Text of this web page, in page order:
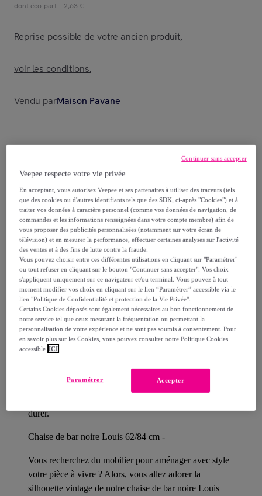
dont éco-part. : 2,63 €
Reprise possible de votre ancien produit,
voir les conditions.
Vendu parMaison Pavane
Livraison offerte par la marque
Livraison estimée: entre le14/08et le17/08
Comment ça marche ?
Détails sur votre produit
Maison Pavane signe le mobilier de votre quotidien, à
Lyon depuis 2010. Des lignes affirmées, une fabrication
durer.
Chaise de bar noire Louis 62/84 cm -
Vous recherchez du mobilier pour aménager avec style
votre pièce à vivre ? Alors, vous allez adorer la
silhouette vintage de notre chaise de bar noire Louis
Veepee respecte votre vie privée
En acceptant, vous autorisez Veepee et ses partenaires à utiliser des traceurs (tels
que des cookies ou d'autres identifiants tels que des SDK, ci-après "Cookies") et à
traiter vos données à caractère personnel (comme vos données de navigation, de
commandes et les informations renseignées dans votre compte membre) afin de
vous proposer des publicités personnalisées (notamment sur votre écran de
télévision) et en mesurer la performance, effectuer certaines analyses sur l'activité
des ventes et à des fins de lutte contre la fraude.
Vous pouvez choisir entre ces différentes utilisations en cliquant sur "Paramétrer"
ou tout refuser en cliquant sur le bouton "Continuer sans accepter". Vos choix
s'appliquent uniquement sur ce navigateur et/ou terminal. Vous pouvez à tout
moment modifier vos choix en cliquant sur le lien “Paramétrer” accessible via le
lien "Politique de Confidentialité et protection de la Vie Privée".
Certains Cookies déposés sont également nécessaires au bon fonctionnement de
notre service tel que ceux mesurant la fréquentation ou permettant la
personnalisation de votre expérience et ne sont pas soumis à consentement. Pour
en savoir plus sur les Cookies, vous pouvez consulter notre Politique Cookies
accessible ICI
Accepter
Paramétrer
Continuer sans accepter